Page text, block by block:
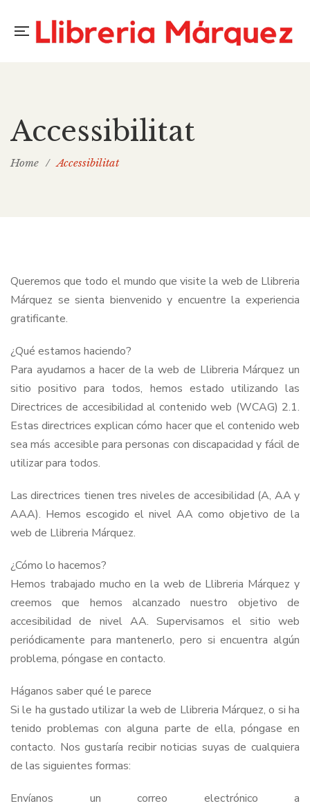
Accessibilitat
Home / Accessibilitat
Queremos que todo el mundo que visite la web de Llibreria
Márquez se sienta bienvenido y encuentre la experiencia
gratificante.
¿Qué estamos haciendo?
Para ayudarnos a hacer de la web de Llibreria Márquez un
sitio positivo para todos, hemos estado utilizando las
Directrices de accesibilidad al contenido web (WCAG) 2.1.
Estas directrices explican cómo hacer que el contenido web
sea más accesible para personas con discapacidad y fácil de
utilizar para todos.
Las directrices tienen tres niveles de accesibilidad (A, AA y
AAA). Hemos escogido el nivel AA como objetivo de la
web de Llibreria Márquez.
¿Cómo lo hacemos?
Hemos trabajado mucho en la web de Llibreria Márquez y
creemos que hemos alcanzado nuestro objetivo de
accesibilidad de nivel AA. Supervisamos el sitio web
periódicamente para mantenerlo, pero si encuentra algún
problema, póngase en contacto.
Háganos saber qué le parece
Si le ha gustado utilizar la web de Llibreria Márquez, o si ha
tenido problemas con alguna parte de ella, póngase en
contacto. Nos gustaría recibir noticias suyas de cualquiera
de las siguientes formas:
Envíanos un correo electrónico a